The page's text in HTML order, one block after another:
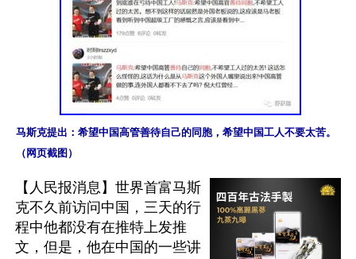
马斯克提出：希望中国高管善待自己的同胞，希望中国工人不要太苦。
（网页截图）
【人民报消息】世界首富马斯
克不久前访问中国，三天的行
程中他都没有在推特上发推
文，但是，他在中国的一些讲